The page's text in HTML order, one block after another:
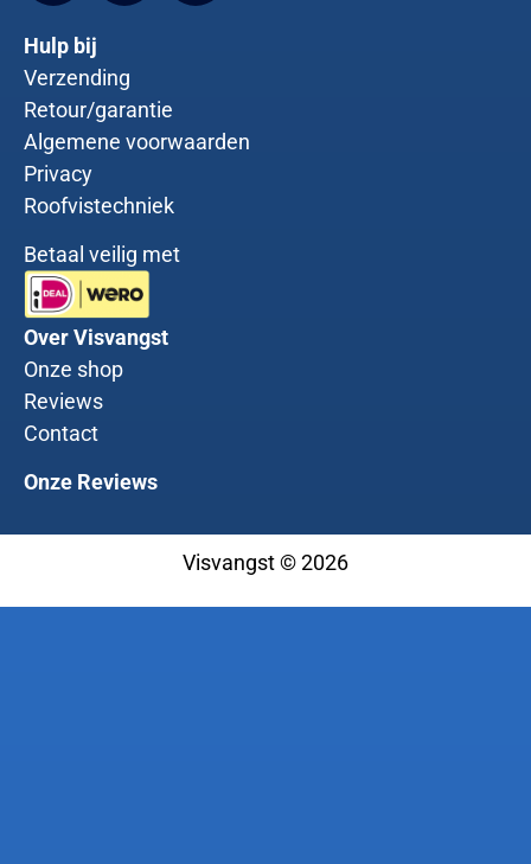
Hulp bij
Verzending
Retour/garantie
Algemene voorwaarden
Privacy
Roofvistechniek
Betaal veilig met
Over Visvangst
Onze shop
Reviews
Contact
Onze Reviews
Visvangst © 2026